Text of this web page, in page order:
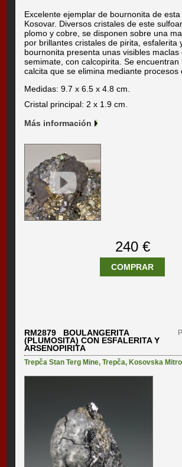
Excelente ejemplar de bournonita de
Kosovar. Diversos cristales de este
plomo y cobre, se disponen sobre una
por brillantes cristales de pirita, esfalerita
bournonita presenta unas visibles maclas
semimate, con calcopirita. Se encuentran
calcita que se elimina mediante procesos
Medidas: 9.7 x 6.5 x 4.8 cm.
Cristal principal: 2 x 1.9 cm.
Más información
240 €
COMPRAR
RM2879 BOULANGERITA
(PLUMOSITA) CON ESFALERITA Y
ARSENOPIRITA
Trepča Stan Terg Mine,Trepča,Kosovska